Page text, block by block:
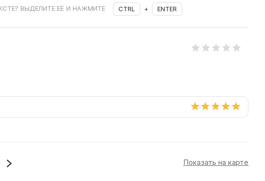
ВЫДЕЛИТЕ ЕЁ И НАЖМИТЕ CTRL + ENTER
Показать на карте